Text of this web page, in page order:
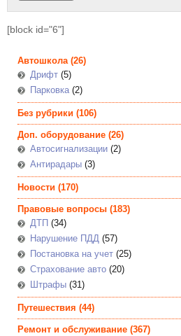
[block id="6"]
Автошкола(26)
Дрифт (5)
Парковка(2)
Без рубрики (106)
Доп. оборудование (26)
Автосигнализации (2)
Антирадары (3)
Новости (170)
Правовые вопросы (183)
ДТП (34)
Нарушение ПДД (57)
Постановка на учет (25)
Страхование авто (20)
Штрафы (31)
Путешествия (44)
Ремонт и обслуживание (367)